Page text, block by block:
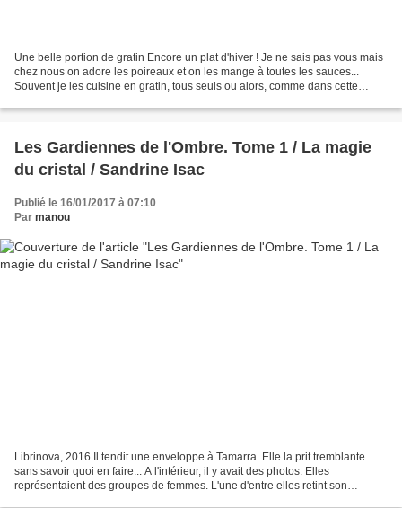
Une belle portion de gratin Encore un plat d'hiver ! Je ne sais pas vous mais
chez nous on adore les poireaux et on les mange à toutes les sauces...
Souvent je les cuisine en gratin, tous seuls ou alors, comme dans cette
Les Gardiennes de l'Ombre. Tome 1 / La magie
du cristal / Sandrine Isac
Publié le 16/01/2017 à 07:10
Par manou
Librinova, 2016 Il tendit une enveloppe à Tamarra. Elle la prit tremblante
sans savoir quoi en faire... A l'intérieur, il y avait des photos. Elles
représentaient des groupes de femmes. L'une d'entre elles retint son